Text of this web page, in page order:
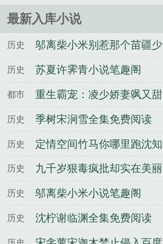
最新入库小说
历史
邬离柴小米别惹那个苗疆少
年，他病娇又变态百度云
历史 苏夏许霁青小说笔趣阁
都市 重生霸宠：凌少娇妻飒又甜
历史 季树宋涧雪全集免费阅读
历史
定情空间竹马你哪里跑沈知
棠伍远征全文完整版
历史
九千岁狠毒疯批却实在美丽
谢玉霍寒全文完整版
历史 邬离柴小米小说笔趣阁
历史 沈柠谢临渊全集免费阅读